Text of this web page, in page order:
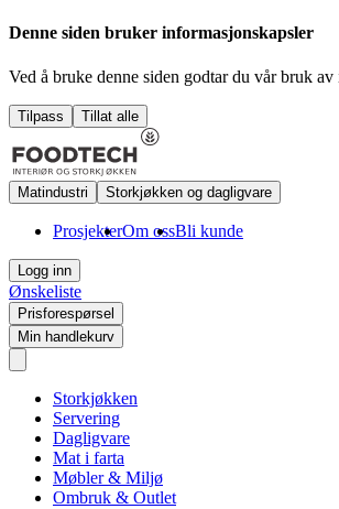
Denne siden bruker informasjonskapsler
Ved å bruke denne siden godtar du vår bruk av
Tilpass Tillat alle
Matindustri Storkjøkken og dagligvare
ProsjekterOm ossBli kunde
Logg inn
Ønskeliste
Prisforespørsel
Min handlekurv
Storkjøkken
Servering
Dagligvare
Mat i farta
Møbler & Miljø
Ombruk & Outlet